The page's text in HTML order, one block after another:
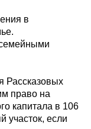
в
Рассказовых
право на
капитала в 106
участок, если